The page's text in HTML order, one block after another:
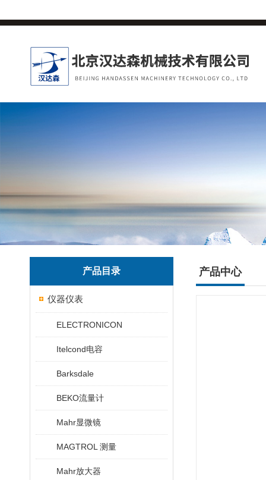
产品目录
仪器仪表
ELECTRONICON
Itelcond电容
Barksdale
BEKO流量计
Mahr显微镜
MAGTROL 测量
Mahr放大器
产品中心